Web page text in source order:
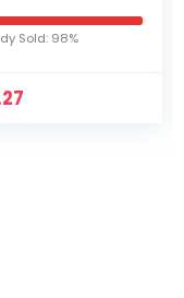
Sold: 98%